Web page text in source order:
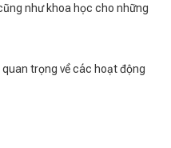
như khoa học cho những
trọng về các hoạt động